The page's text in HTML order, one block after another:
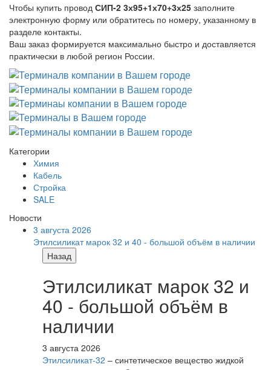
Чтобы купить провод СИП-2 3х95+1х70+3х25 заполните
электронную форму или обратитесь по номеру, указанному в
разделе контакты.
Ваш заказ формируется максимально быстро и доставляется
практически в любой регион России.
Категории
Химия
Кабель
Стройка
SALE
Новости
3 августа 2026
Этилсиликат марок 32 и 40 - большой объём в наличии
Назад
Этилсиликат марок 32 и
40 - большой объём в
наличии
3 августа 2026
Этилсиликат-32 – синтетическое вещество жидкой